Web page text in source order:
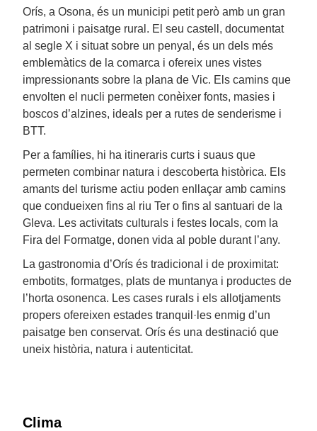
Orís, a Osona, és un municipi petit però amb un gran
patrimoni i paisatge rural. El seu castell, documentat
al segle X i situat sobre un penyal, és un dels més
emblemàtics de la comarca i ofereix unes vistes
impressionants sobre la plana de Vic. Els camins que
envolten el nucli permeten conèixer fonts, masies i
boscos d’alzines, ideals per a rutes de senderisme i
BTT.
Per a famílies, hi ha itineraris curts i suaus que
permeten combinar natura i descoberta històrica. Els
amants del turisme actiu poden enllaçar amb camins
que condueixen fins al riu Ter o fins al santuari de la
Gleva. Les activitats culturals i festes locals, com la
Fira del Formatge, donen vida al poble durant l’any.
La gastronomia d’Orís és tradicional i de proximitat:
embotits, formatges, plats de muntanya i productes de
l’horta osonenca. Les cases rurals i els allotjaments
propers ofereixen estades tranquil·les enmig d’un
paisatge ben conservat. Orís és una destinació que
uneix història, natura i autenticitat.
Clima